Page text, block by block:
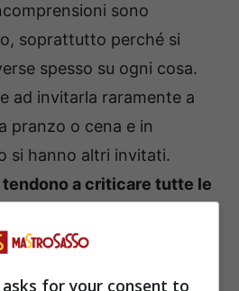
sono
soprattutto perché si
spesso su ogni cosa.
ad invitarla raramente a
pranzo o cena e in
si hanno altri invitati.
a criticare tutte le
dagli altri.
for your consent to